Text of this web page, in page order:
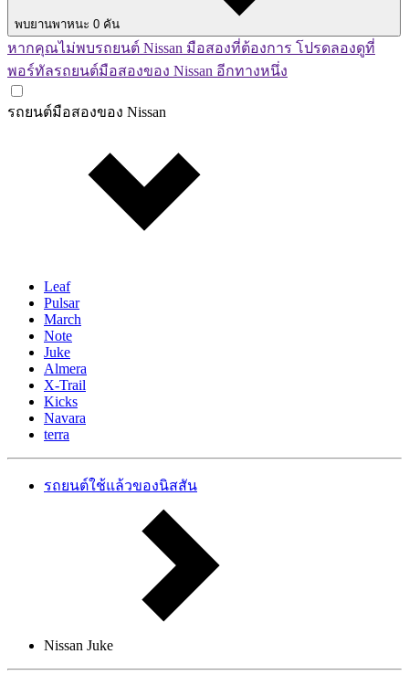
พบยานพาหนะ 0 คัน
หากคุณไม่พบรถยนต์ Nissan มือสองที่ต้องการ โปรดลองดูที่
พอร์ทัลรถยนต์มือสองของ Nissan อีกทางหนึ่ง
รถยนต์มือสองของ Nissan
Leaf
Pulsar
March
Note
Juke
Almera
X-Trail
Kicks
Navara
terra
รถยนต์ใช้แล้วของนิสสัน
Nissan Juke